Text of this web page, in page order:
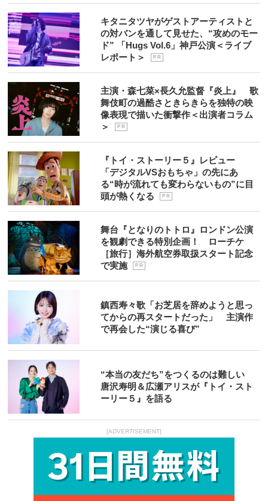
キタニタツヤがゲストアーティストと
の対バンを通して見せた、“攻めのモー
ド” 「Hugs Vol.6」神戸公演＜ライブ
レポート＞
P R
主演・森七菜×長久允監督『炎上』 歌
舞伎町の過酷さときらきらを独特の映
像表現で描いた衝撃作＜出演者コラム
＞
P R
『トイ・ストーリー５』レビュー
「デジタルVSおもちゃ」の先にあ
る“時が流れても変わらないもの”に目
頭が熱くなる
P R
舞台『となりのトトロ』ロンドン公演
を観劇できる特別企画！ ローチケ
［旅行］海外航空券取扱スタート記念
で実施
P R
鎮西寿々歌「お芝居を辞めようと思っ
てからの再スタートだった」 主演作
で再会した“演じる喜び”
“本当の友だち”をつくるのは難しい
唐沢寿明＆広瀬アリスが『トイ・スト
ーリー５』を語る
[ADVERTISEMENT]